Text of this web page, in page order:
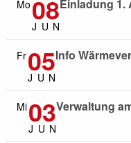
Mo 08
J U N
Einladung 1.
Fr05
J U N
Info
Mi03
J U N
Verwaltung